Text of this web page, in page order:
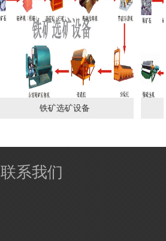
铁矿选矿设备
联系我们